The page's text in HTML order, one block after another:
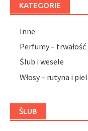
KATEGORIE
Inne
Perfumy –
Ślub i wesele
Włosy – rutyna i
ŚLUB